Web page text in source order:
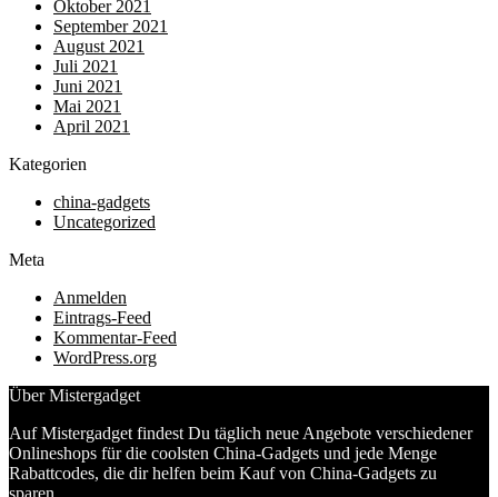
Oktober 2021
September 2021
August 2021
Juli 2021
Juni 2021
Mai 2021
April 2021
Kategorien
china-gadgets
Uncategorized
Meta
Anmelden
Eintrags-Feed
Kommentar-Feed
WordPress.org
Über Mistergadget
Auf Mistergadget findest Du täglich neue Angebote verschiedener
Onlineshops für die coolsten China-Gadgets und jede Menge
Rabattcodes, die dir helfen beim Kauf von China-Gadgets zu
sparen.